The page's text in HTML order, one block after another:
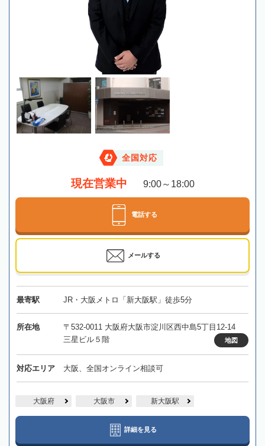
全国対応
現在営業中 9:00～18:00
電話する
メールする
最寄駅 JR・大阪メトロ「新大阪駅」徒歩5分
所在地
〒532-0011 大阪府大阪市淀川区西中島5丁目12-14
三星ビル５階
地図
対応エリア 大阪、全国オンライン相談可
大阪府 大阪市 新大阪駅
詳細を見る